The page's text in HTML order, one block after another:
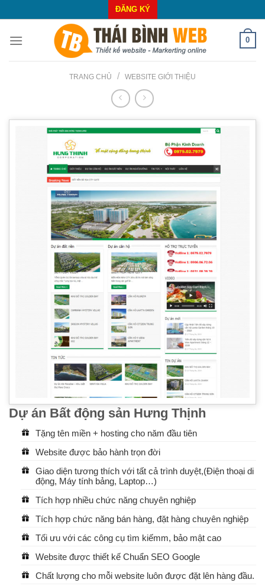
to
content
ĐĂNG KÝ
0
TRANG CHỦ / WEBSITE GIỚI THIỆU
Dự án Bất động sản Hưng Thịnh
Tặng tên miền + hosting cho năm đầu tiên
Website được bảo hành trọn đời
Giao diện tương thích với tất cả trình duyệt,(Điện thoại di
động, Máy tính bảng, Laptop…)
Tích hợp nhiều chức năng chuyên nghiệp
Tích hợp chức năng bán hàng, đặt hàng chuyên nghiệp
Tối ưu với các công cụ tìm kiếmm, bảo mật cao
Website được thiết kế Chuẩn SEO Google
Chất lượng cho mỗi website luôn được đặt lên hàng đầu.